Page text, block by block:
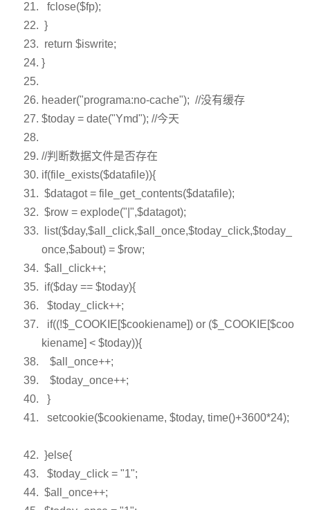
fclose($fp);
}
return $iswrite;
}
header("programa:no-cache"); //没有缓存
$today = date("Ymd"); //今天
//判断数据文件是否存在
if(file_exists($datafile)){
$datagot= file_get_contents($datafile);
$row = explode("|",$datagot);
list($day,$all_click,$all_once,$today_click,$today_
once,$about) = $row;
$all_click++;
if($day == $today){
$today_click++;
if((!$_COOKIE[$cookiename]) or ($_COOKIE[$coo
kiename] < $today)){
$all_once++;
$today_once++;
}
setcookie($cookiename, $today, time()+3600*24);
}else{
$today_click = "1";
$all_once++;